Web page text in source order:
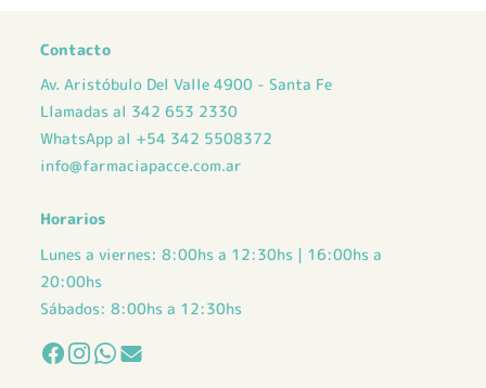
Contacto
Av. Aristóbulo Del Valle 4900 - Santa Fe
Llamadas al 342 653 2330
WhatsApp al +54 342 5508372
info@farmaciapacce.com.ar
Horarios
Lunes a viernes: 8:00hs a 12:30hs | 16:00hs a
20:00hs
Sábados: 8:00hs a 12:30hs